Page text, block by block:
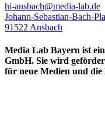
hi-ansbach@media-lab.de
Johann-Sebastian-Bach-
91522 Ansbach
Media Lab Bayern ist
GmbH. Sie wird
für neue Medien und die